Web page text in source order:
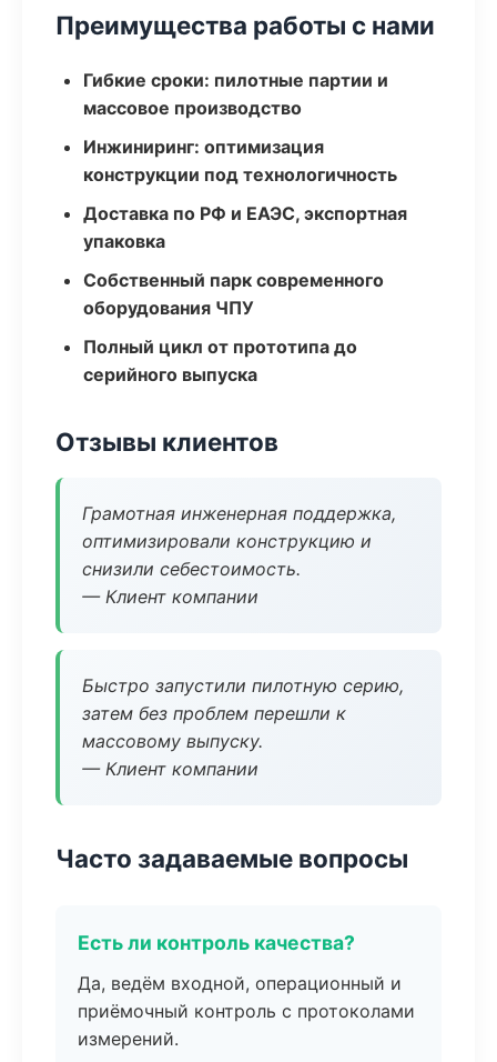
Преимущества работы с нами
Гибкие сроки: пилотные партии и
массовое производство
Инжиниринг: оптимизация
конструкции под технологичность
Доставка по РФ и ЕАЭС, экспортная
упаковка
Собственный парк современного
оборудования ЧПУ
Полный цикл от прототипа до
серийного выпуска
Отзывы клиентов
Грамотная инженерная поддержка,
оптимизировали конструкцию и
снизили себестоимость.
— Клиент компании
Быстро запустили пилотную серию,
затем без проблем перешли к
массовому выпуску.
— Клиент компании
Часто задаваемые вопросы
Есть ли контроль качества?
Да, ведём входной, операционный и
приёмочный контроль с протоколами
измерений.